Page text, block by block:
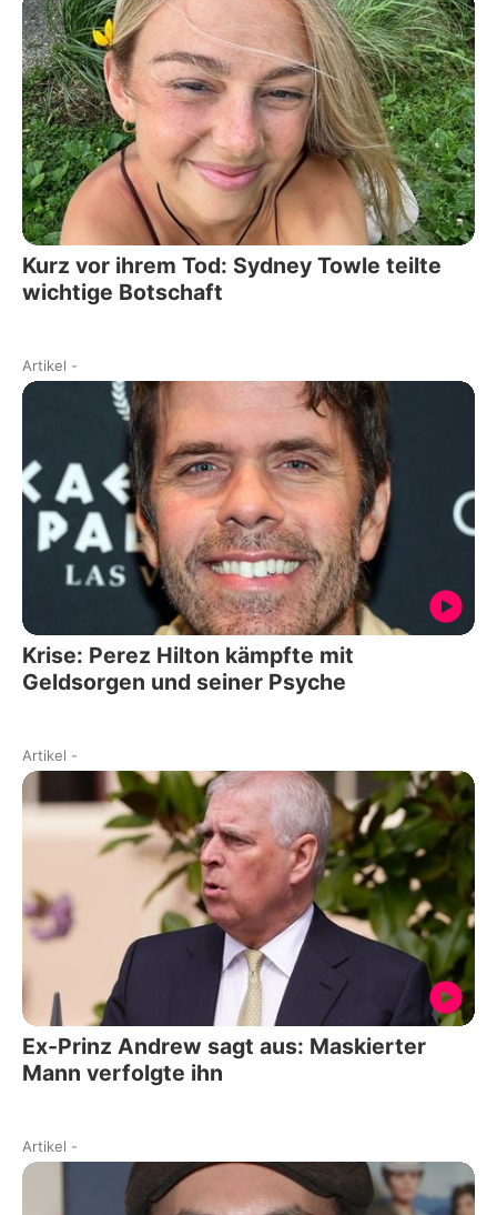
Kurz vor ihrem Tod: Sydney Towle teilte
wichtige Botschaft
Artikel -
Krise: Perez Hilton kämpfte mit
Geldsorgen und seiner Psyche
Artikel -
Ex-Prinz Andrew sagt aus: Maskierter
Mann verfolgte ihn
Artikel -